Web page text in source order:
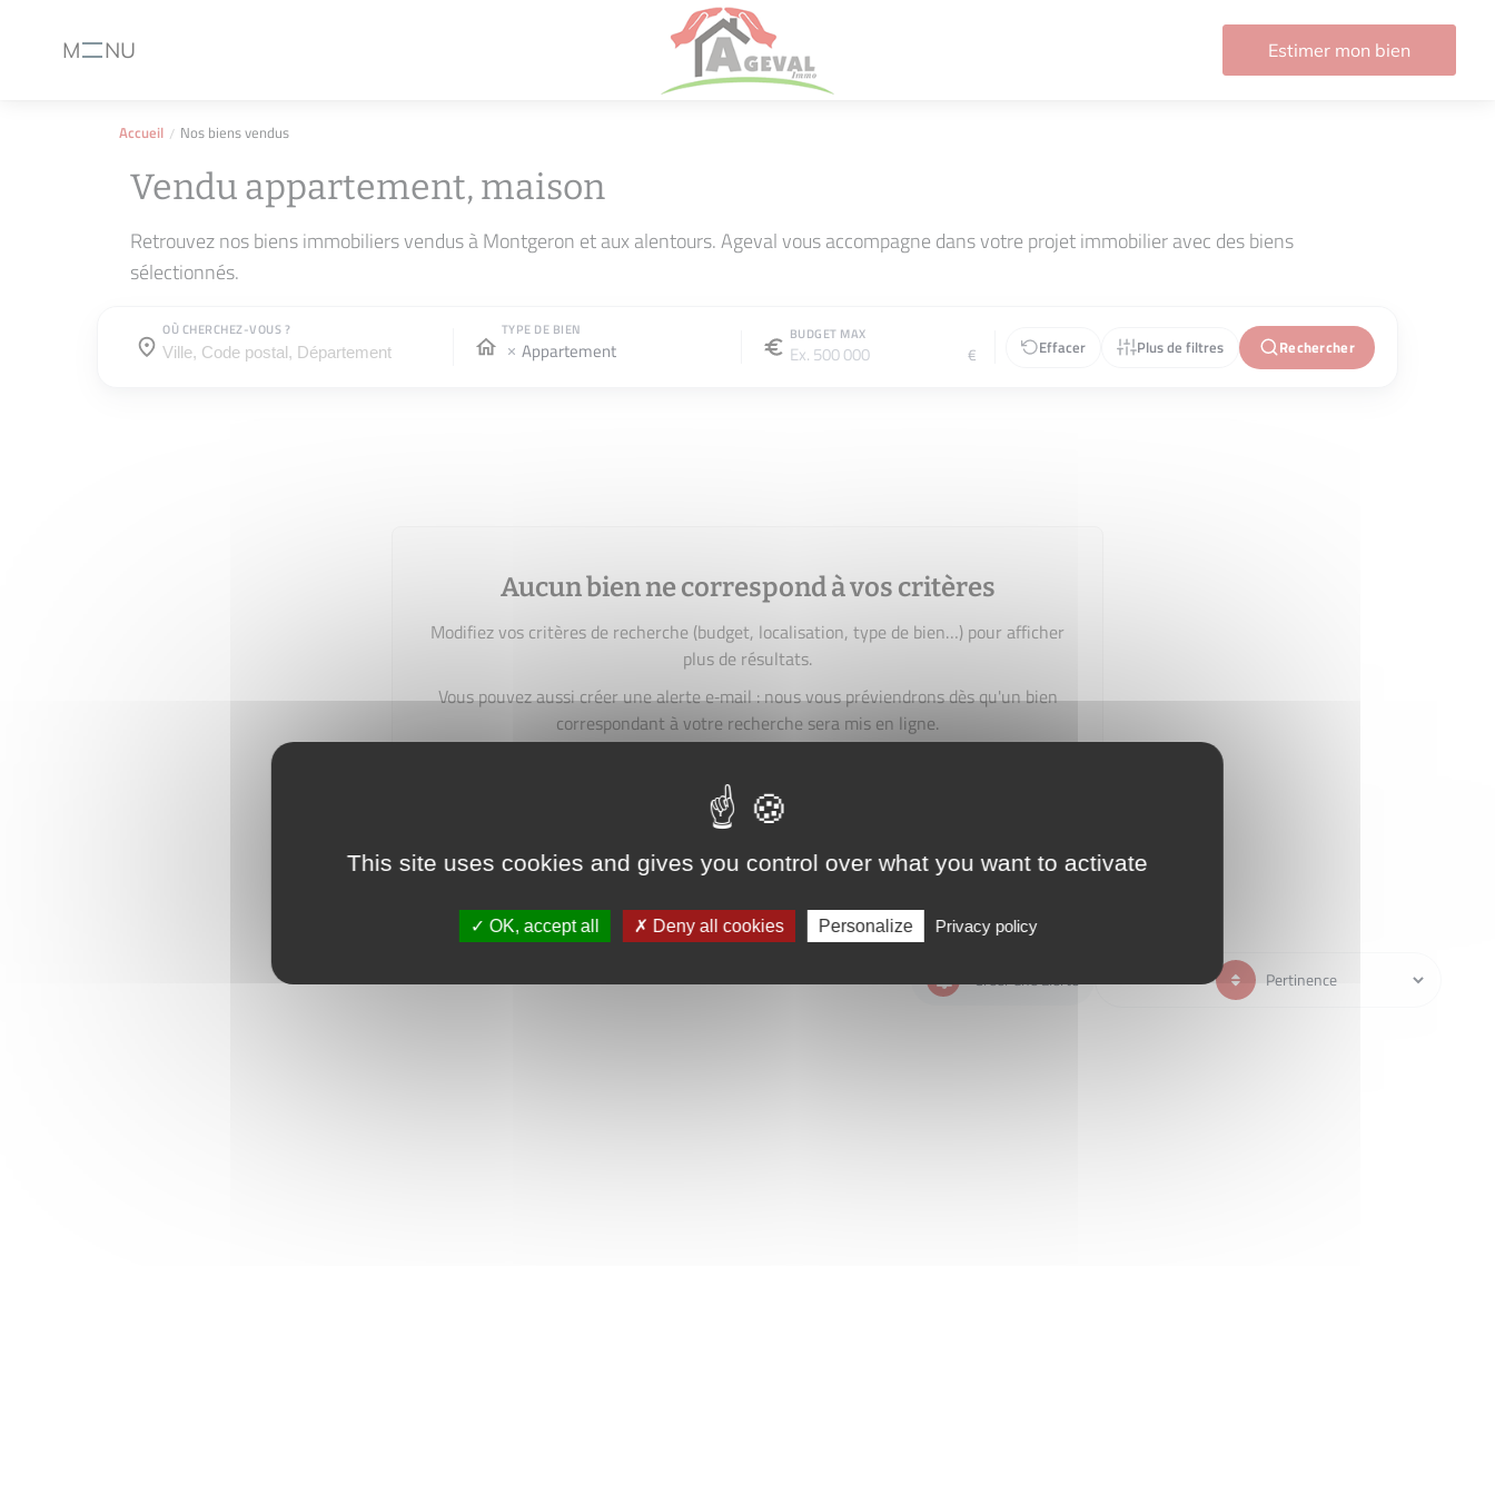
M
Menu
NU Estimer mon bien
Accueil Nos biens vendus
Vendu appartement, maison
Retrouvez nos biens immobiliers vendus à Montgeron et aux alentours. Ageval vous accompagne dans votre projet immobilier avec des biens
sélectionnés.
OÙ CHERCHEZ-VOUS ?
Où cherchez-vous ?
Où cherchez-vous ?
TYPE DE BIEN
Appartement
BUDGET MAX
€ Effacer Plus de filtres Rechercher
Aucun bien ne correspond à vos critères
Modifiez vos critères de recherche (budget, localisation, type de bien…) pour afficher
plus de résultats.
Vous pouvez aussi créer une alerte e‑mail : nous vous préviendrons dès qu'un bien
correspondant à votre recherche sera mis en ligne.
créer une alerte
Créer une alerte
This site uses cookies and gives you control over what you want to activate
OK, accept all Deny all cookies Personalize Privacy policy